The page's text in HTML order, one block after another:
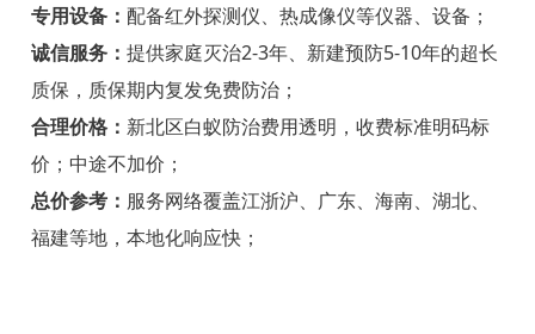
瑞安白蚁防治
乐清白蚁防治
龙港白蚁防治
永嘉白蚁防治
平阳白蚁防治
专用设备： 配备红外探测仪、热成像仪等仪器、设备；
诚信服务： 提供家庭灭治2-3年、新建预防5-10年的超长
质保，质保期内复发免费防治；
合理价格： 新北区白蚁防治费用透明，收费标准明码标
价；中途不加价；
总价参考： 服务网络覆盖江浙沪、广东、海南、湖北、
福建等地，本地化响应快；